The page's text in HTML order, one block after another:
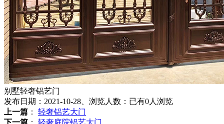
别墅轻奢铝艺门
发布日期：2021-10-28、浏览人数：已有0人浏览
上一篇 ： 轻奢铝艺大门
下一篇 ： 轻奢庭院铝艺大门